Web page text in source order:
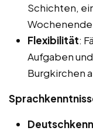
Schichten,
Flexibilität:
Aufgaben
Burgkirchen